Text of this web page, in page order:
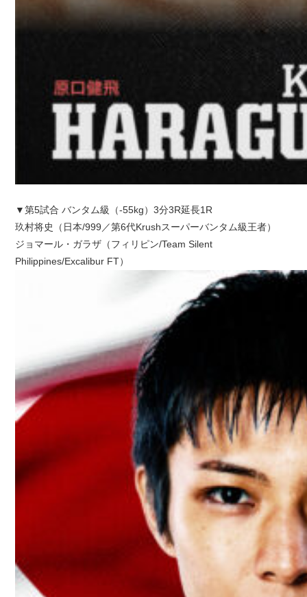
▼第5試合 バンタム級（-55kg）3分3R延長1R
玖村将史（日本/999／第6代Krushスーパーバンタム級王者）
ジョマール・ガラザ（フィリピン/Team Silent
Philippines/Excalibur FT）